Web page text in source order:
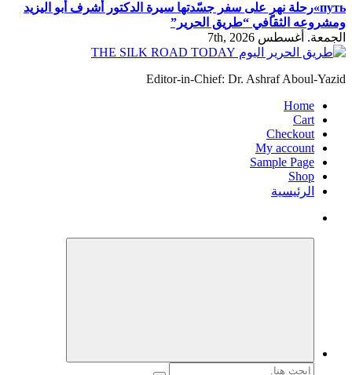
путь» رحلة نهرٍ على سفر جسّدتها سيرة الدكتور أشرف أبو اليزيد
ومشروعه الثقافي “طريق الحرير”
الجمعة. أغسطس 7th, 2026
Editor-in-Chief: Dr. Ashraf Aboul-Yazid
Home
Cart
Checkout
My account
Sample Page
Shop
الرئيسية
البحث